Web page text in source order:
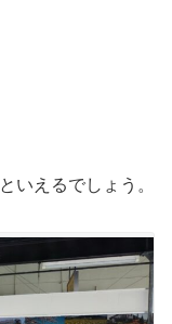
といえるでしょう。